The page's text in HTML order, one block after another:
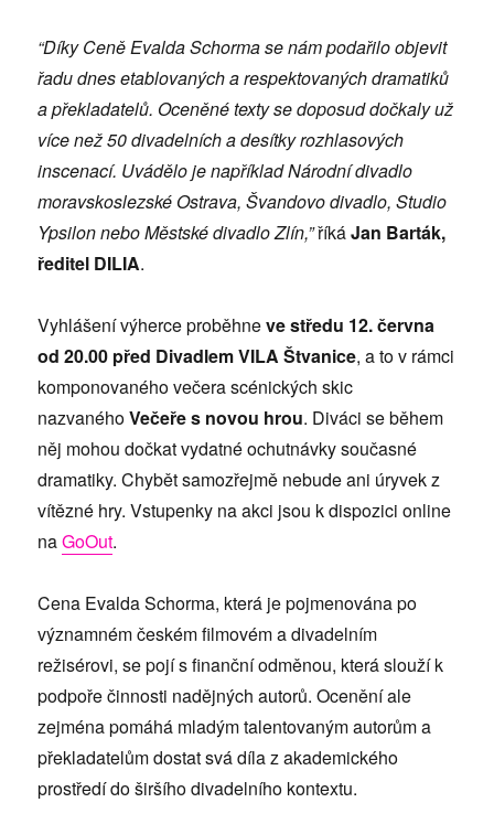
“Díky Ceně Evalda Schorma se nám podařilo objevit
řadu dnes etablovaných a respektovaných dramatiků
a překladatelů. Oceněné texty se doposud dočkaly už
více než 50 divadelních a desítky rozhlasových
inscenací. Uvádělo je například Národní divadlo
moravskoslezské Ostrava, Švandovo divadlo, Studio
Ypsilon nebo Městské divadlo Zlín,”říkáJan Barták,
ředitel DILIA.
Vyhlášení výherce proběhneve středu 12. června
od 20.00 před Divadlem VILA Štvanice, a to v rámci
komponovaného večera scénických skic
nazvanéhoVečeře s novou hrou. Diváci se během
něj mohou dočkat vydatné ochutnávky současné
dramatiky. Chybět samozřejmě nebude ani úryvek z
vítězné hry. Vstupenky na akci jsou k dispozici online
naGoOut.
Cena Evalda Schorma, která je pojmenována po
významném českém filmovém a divadelním
režisérovi, se pojí s finanční odměnou, která slouží k
podpoře činnosti nadějných autorů. Ocenění ale
zejména pomáhá mladým talentovaným autorům a
překladatelům dostat svá díla z akademického
prostředí do širšího divadelního kontextu.